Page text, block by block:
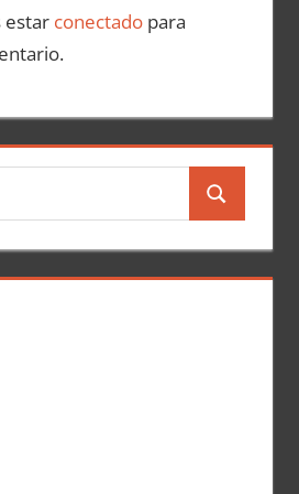
estar conectadopara
B
s